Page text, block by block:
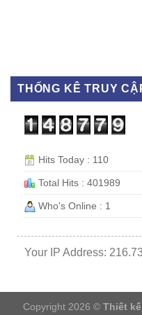
THỐNG KÊ TRUY
Hits Today : 110
Total Hits : 401989
Who's Online : 1
Your IP Address:
Copyright 2026 © Thiết